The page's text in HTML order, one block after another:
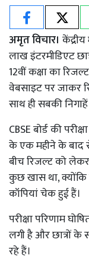
अमृत विचार।
लाख इंटरमीडिएट
12वीं कक्षा का
वेबसाइट पर जाकर
साथ ही सबकी निगाहें
CBSE बोर्ड की
के एक महीने के बाद से
बीच रिजल्ट को
कुछ खास था, क्योंकि
कॉपियां चेक हुई हैं।
परीक्षा परिणाम
लगी है और छात्रों
रहे हैं।